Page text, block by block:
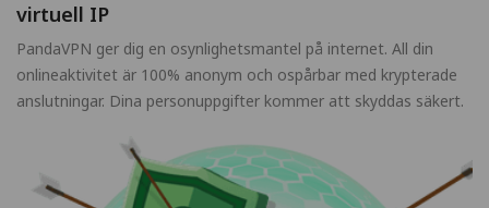
virtuell IP
PandaVPN ger dig en osynlighetsmantel på internet. All din
onlineaktivitet är 100% anonym och ospårbar med krypterade
anslutningar. Dina personuppgifter kommer att skyddas säkert.